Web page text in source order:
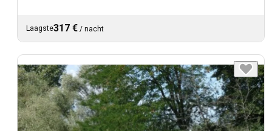
Laagste317 € / nacht